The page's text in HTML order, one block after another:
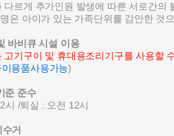
다르게 추가인원 발생에 따른 서로간
은 아이가 있는 가족단위를 감안한 것
바비큐 시설 이용
고기구이 및 휴대용조리기구를 사용할
용품사용가능)
준 준수
시 /퇴실 : 오전 12시
거